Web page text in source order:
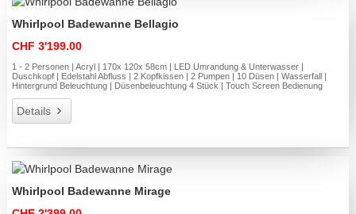
Whirlpool Badewanne Bellagio
CHF 3'199.00
1 - 2 Personen | Acryl | 170x 120x 58cm | LED Umrandung & Unterwasser |
Duschkopf | Edelstahl Abfluss | 2 Kopfkissen | 2 Pumpen | 10 Düsen | Wasserfall |
Hintergrund Beleuchtung | Düsenbeleuchtung 4 Stück | Touch Screen Bedienung
Details
Whirlpool Badewanne Mirage